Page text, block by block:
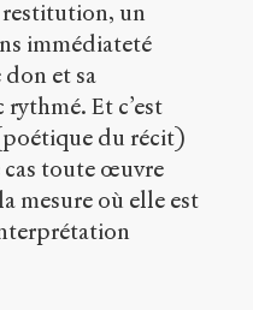
restitution, un
immédiateté
et sa
Et c’est
du récit)
cas toute œuvre
mesure où elle est